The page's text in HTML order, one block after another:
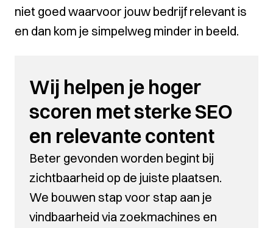
niet goed waarvoor jouw bedrijf relevant is
en dan kom je simpelweg minder in beeld.
Wij helpen je hoger
scoren met sterke SEO
en relevante content
Beter gevonden worden begint bij
zichtbaarheid op de juiste plaatsen.
We bouwen stap voor stap aan je
vindbaarheid via zoekmachines en